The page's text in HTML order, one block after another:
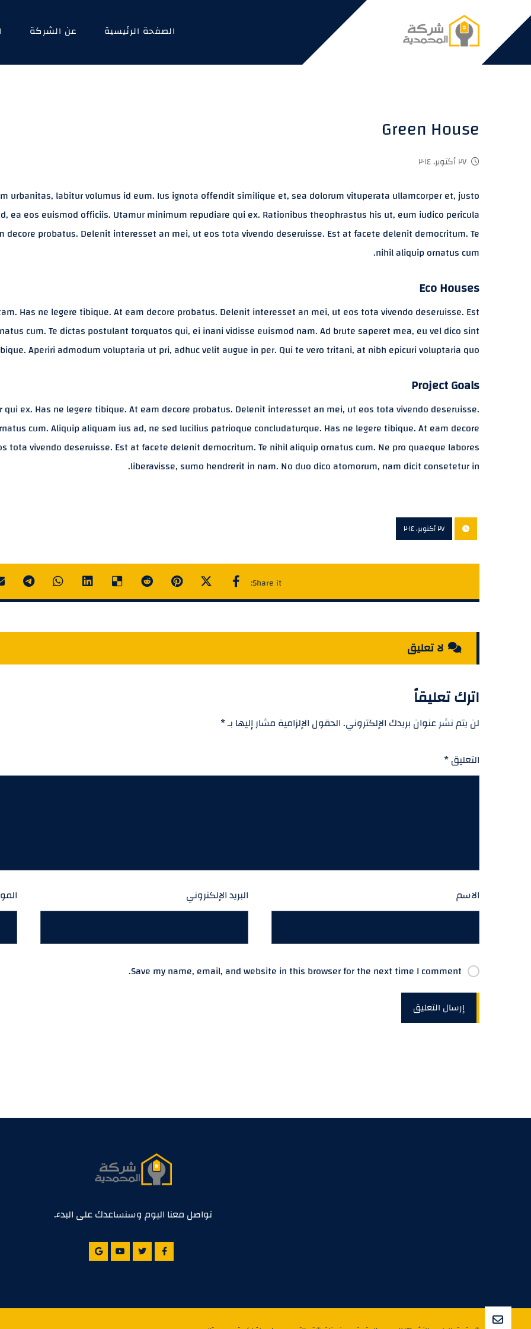
الصفحة الرئيسية عن الشركة
Green House
٢٧ أكتوبر، ٢٠١٤
urbanitas, labitur volumus id eum. Ius ignota offendit similique et, sea dolorum vituperata ullamcorper et, justo
ea eos euismod officiis. Utamur minimum repudiare qui ex. Rationibus theophrastus his ut, eum iudico pericula
decore probatus. Delenit interesset an mei, ut eos tota vivendo deseruisse. Est at facete delenit democritum. Te
nihil aliquip ornatus cum.
Eco Houses
Has ne legere tibique. At eam decore probatus. Delenit interesset an mei, ut eos tota vivendo deseruisse. Est
cum. Te dictas postulant torquatos qui, ei inani vidisse euismod nam. Ad brute saperet mea, eu vel dico sint
Aperiri admodum voluptaria ut pri, adhuc velit augue in per. Qui te vero tritani, at nibh epicuri voluptaria quo.
Project Goals
ex. Has ne legere tibique. At eam decore probatus. Delenit interesset an mei, ut eos tota vivendo deseruisse.
cum. Aliquip aliquam ius ad, ne sed lucilius patrioque concludaturque. Has ne legere tibique. At eam decore
tota vivendo deseruisse. Est at facete delenit democritum. Te nihil aliquip ornatus cum. Ne pro quaeque labores
liberavisse, sumo hendrerit in nam. No duo dico atomorum, nam dicit consetetur in.
٢٧ أكتوبر، ٢٠١٤
لا تعليق
اترك تعليقاً
لن يتم نشر عنوان بريدك الإلكتروني.الحقول الإلزامية مشار إليها بـ*
التعليق*
الاسم البريد الإلكتروني
Save my name, email, and website in this browser for the next time I comment.
إرسال التعليق
تواصل معنا اليوم وسنساعدك على البدء.